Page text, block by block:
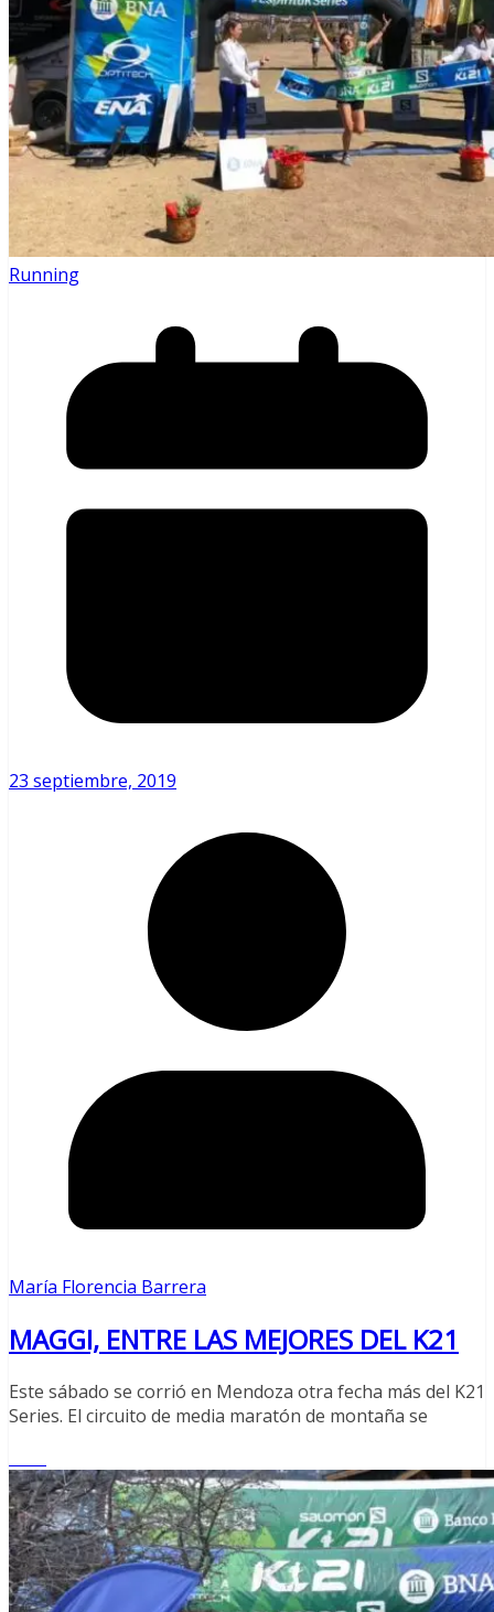
Running
23 septiembre, 2019
María Florencia Barrera
MAGGI, ENTRE LAS MEJORES DEL K21
Este sábado se corrió en Mendoza otra fecha más del K21
Series. El circuito de media maratón de montaña se